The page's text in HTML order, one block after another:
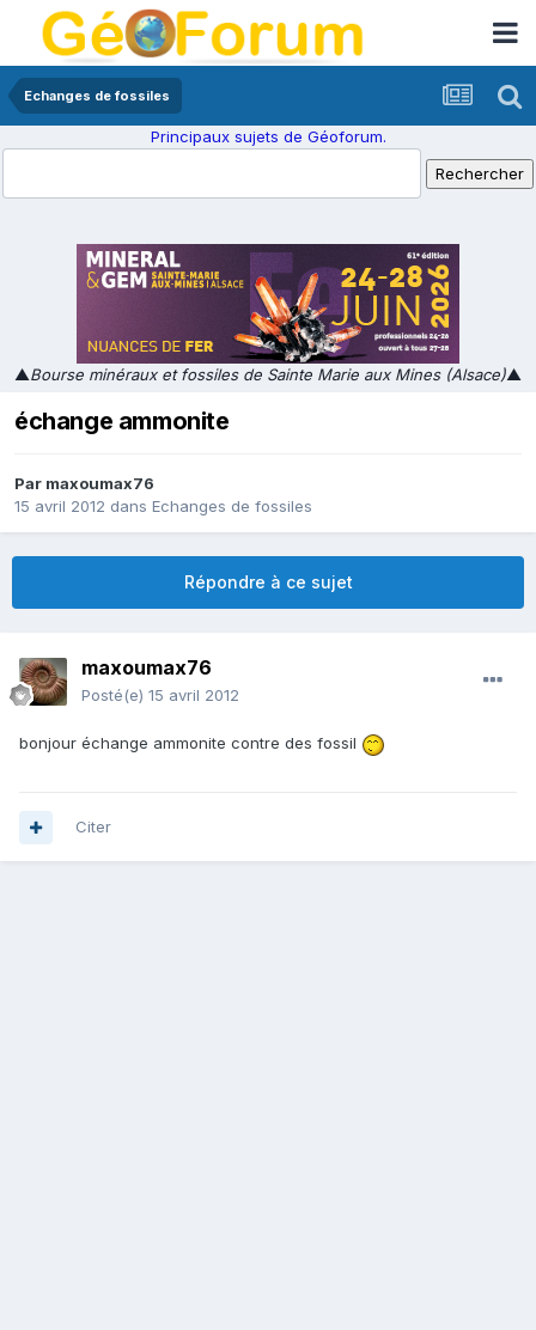
Echanges de fossiles
Principaux sujets de Géoforum.
▲Bourse minéraux et fossiles de Sainte Marie aux Mines (Alsace)▲
échange ammonite
Par maxoumax76
15 avril 2012 dans Echanges de fossiles
Répondre à ce sujet
maxoumax76
Posté(e) 15 avril 2012
bonjour échange ammonite contre des fossil
Citer